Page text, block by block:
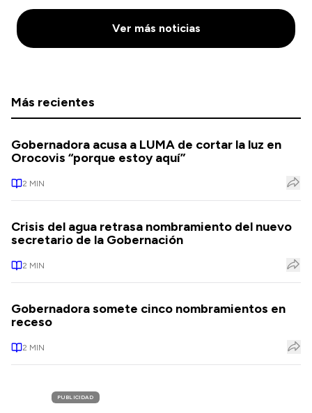
Ver más noticias
Más recientes
Gobernadora acusa a LUMA de cortar la luz en
Orocovis “porque estoy aquí”
2 MIN
Crisis del agua retrasa nombramiento del nuevo
secretario de la Gobernación
2 MIN
Gobernadora somete cinco nombramientos en
receso
2 MIN
PUBLICIDAD